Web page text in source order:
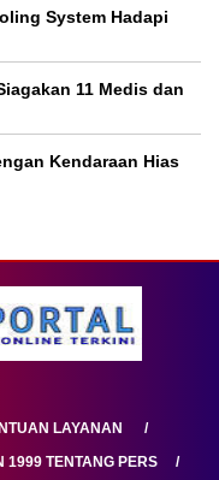
System Hadapi
11 Medis dan
Kendaraan Hias
LAYANAN
1999 TENTANG PERS